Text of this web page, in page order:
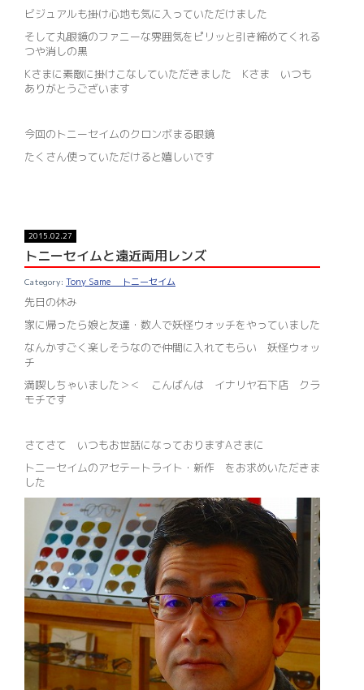
ビジュアルも掛け心地も気に入っていただけました
そして丸眼鏡のファニーな雰囲気をピリッと引き締めてくれる
つや消しの黒
Kさまに素敵に掛けこなしていただきました Kさま いつも
ありがとうございます
今回のトニーセイムのクロンボまる眼鏡
たくさん使っていただけると嬉しいです
2015.02.27
Tony Same トニーセイム
トニーセイムと遠近両用レンズ
先日の休み
家に帰ったら娘と友達・数人で妖怪ウォッチをやっていました
なんかすごく楽しそうなので仲間に入れてもらい 妖怪ウォッ
チ
満喫しちゃいました＞＜ こんばんは イナリヤ石下店 クラ
モチです
さてさて いつもお世話になっておりますAさまに
トニーセイムのアセテートライト・新作 をお求めいただきま
した